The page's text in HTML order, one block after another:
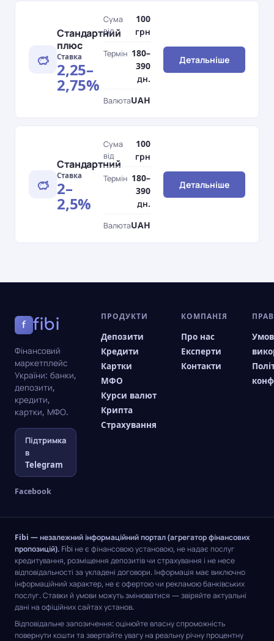
Стандартний
плюс
Ставка
2,25–
2,75%
Сума
від
100
грн
Термін 180–
390
дн.
ВалютаUAH
Детальніше
Стандартний
Ставка
2–
2,5%
Сума
від
100
грн
Термін 180–
390
дн.
ВалютаUAH
Детальніше
f fibi
Фінансовий
маркетплейс
України: банки,
депозити,
кредити,
картки, МФО.
Підтримка
в
Telegram
Facebook
ПРОДУКТИ
Депозити
Кредити
Картки
МФО
Курси валют
Крипта
Страхування
КОМПАНІЯ
Про нас
Експерти
Контакти
Fibi — незалежний інформаційний портал (агрегатор фінансових
пропозицій). Fibi не є фінансовою установою, не надає послуг
кредитування, розміщення депозитів чи страхування і не несе
відповідальності за укладені договори. Інформація має виключно
інформаційний характер, не є офертою чи рекламою банківських
послуг. Ставки й умови можуть змінюватися — звіряйте актуальні
дані на офіційних сайтах установ.
Відповідальне запозичення: оцінюйте власну спроможність
повернути кошти та звертайте увагу на реальну річну процентну